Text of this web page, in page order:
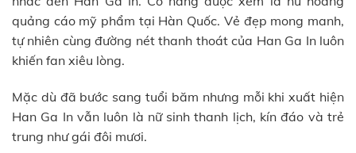
quảng cáo mỹ phẩm tại Hàn Quốc. Vẻ đẹp mong manh,
tự nhiên cùng đường nét thanh thoát của Han Ga In luôn
khiến fan xiêu lòng.
Mặc dù đã bước sang tuổi băm nhưng mỗi khi xuất hiện
Han Ga In vẫn luôn là nữ sinh thanh lịch, kín đáo và trẻ
trung như gái đôi mươi.